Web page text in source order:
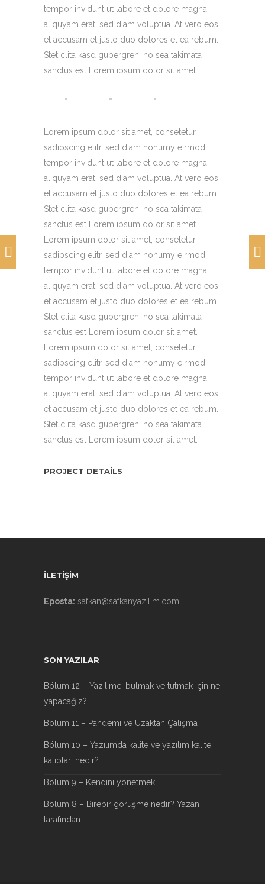
tempor invidunt ut labore et dolore magna
aliquyam erat, sed diam voluptua. At vero eos
et accusam et justo duo dolores et ea rebum.
Stet clita kasd gubergren, no sea takimata
sanctus est Lorem ipsum dolor sit amet.
Lorem ipsum dolor sit amet, consetetur
sadipscing elitr, sed diam nonumy eirmod
tempor invidunt ut labore et dolore magna
aliquyam erat, sed diam voluptua. At vero eos
et accusam et justo duo dolores et ea rebum.
Stet clita kasd gubergren, no sea takimata
sanctus est Lorem ipsum dolor sit amet.
Lorem ipsum dolor sit amet, consetetur
sadipscing elitr, sed diam nonumy eirmod
tempor invidunt ut labore et dolore magna
aliquyam erat, sed diam voluptua. At vero eos
et accusam et justo duo dolores et ea rebum.
Stet clita kasd gubergren, no sea takimata
sanctus est Lorem ipsum dolor sit amet.
Lorem ipsum dolor sit amet, consetetur
sadipscing elitr, sed diam nonumy eirmod
tempor invidunt ut labore et dolore magna
aliquyam erat, sed diam voluptua. At vero eos
et accusam et justo duo dolores et ea rebum.
Stet clita kasd gubergren, no sea takimata
sanctus est Lorem ipsum dolor sit amet.
PROJECT DETAILS
İLETİŞİM
Eposta: safkan@safkanyazilim.com
SON YAZILAR
Bölüm 12 – Yazılımcı bulmak ve tutmak için ne
yapacağız?
Bölüm 11 – Pandemi ve Uzaktan Çalışma
Bölüm 10 – Yazılımda kalite ve yazılım kalite
kalıpları nedir?
Bölüm 9 – Kendini yönetmek
Bölüm 8 – Birebir görüşme nedir? Yazan
tarafından